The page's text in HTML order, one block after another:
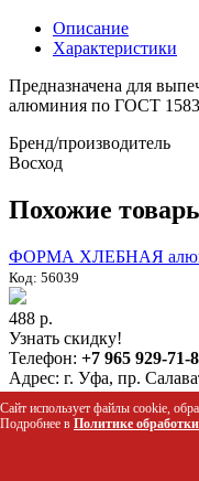
Описание
Характеристики
Предназначена для
алюминия по ГОСТ
Бренд/производитель
Восход
Похожие
ФОРМА ХЛЕБНАЯ алюм.
Код: 56039
488 р.
Узнать скидку!
Телефон: +7 965 929-71-
Адрес: г. Уфа, пр.
Корзина
Личный кабинет
Сайт использует файлы cookie,
Подробнее в Политике